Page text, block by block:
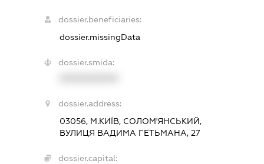
dossier.beneficiaries:
dossier.missingData
dossier.smida:
dossier.address:
03056, М.КИЇВ, СОЛОМ'ЯНСЬКИЙ,
ВУЛИЦЯ ВАДИМА ГЕТЬМАНА, 27
dossier.capital: